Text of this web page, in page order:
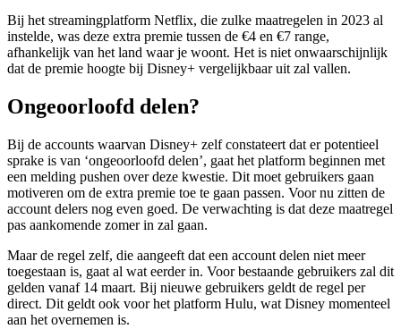
Bij het streamingplatform Netflix, die zulke maatregelen in 2023 al
instelde, was deze extra premie tussen de €4 en €7 range,
afhankelijk van het land waar je woont. Het is niet onwaarschijnlijk
dat de premie hoogte bij Disney+ vergelijkbaar uit zal vallen.
Ongeoorloofd delen?
Bij de accounts waarvan Disney+ zelf constateert dat er potentieel
sprake is van ‘ongeoorloofd delen’, gaat het platform beginnen met
een melding pushen over deze kwestie. Dit moet gebruikers gaan
motiveren om de extra premie toe te gaan passen. Voor nu zitten de
account delers nog even goed. De verwachting is dat deze maatregel
pas aankomende zomer in zal gaan.
Maar de regel zelf, die aangeeft dat een account delen niet meer
toegestaan is, gaat al wat eerder in. Voor bestaande gebruikers zal dit
gelden vanaf 14 maart. Bij nieuwe gebruikers geldt de regel per
direct. Dit geldt ook voor het platform Hulu, wat Disney momenteel
aan het overnemen is.